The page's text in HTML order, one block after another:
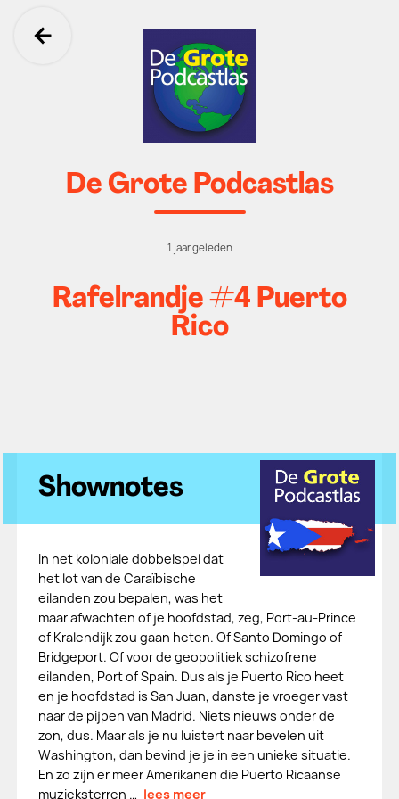
Ga terug
De Grote Podcastlas
1 jaar geleden
Rafelrandje #4 Puerto
Rico
Shownotes
In het koloniale dobbelspel dat
het lot van de Caraïbische
eilanden zou bepalen, was het
maar afwachten of je hoofdstad, zeg, Port-au-Prince
of Kralendijk zou gaan heten. Of Santo Domingo of
Bridgeport. Of voor de geopolitiek schizofrene
eilanden, Port of Spain. Dus als je Puerto Rico heet
en je hoofdstad is San Juan, danste je vroeger vast
naar de pijpen van Madrid. Niets nieuws onder de
zon, dus. Maar als je nu luistert naar bevelen uit
Washington, dan bevind je je in een unieke situatie.
En zo zijn er meer Amerikanen die Puerto Ricaanse
muzieksterren … lees meer